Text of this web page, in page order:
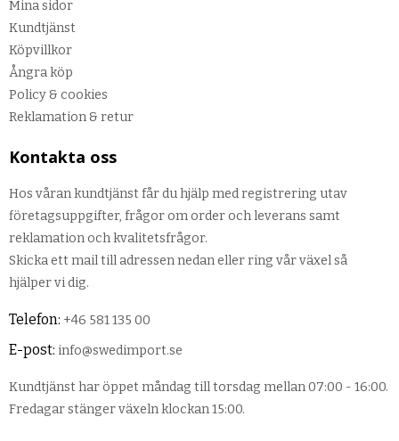
Mina sidor
Kundtjänst
Köpvillkor
Ångra köp
Policy & cookies
Reklamation & retur
Kontakta oss
Hos våran kundtjänst får du hjälp med registrering utav
företagsuppgifter, frågor om order och leverans samt
reklamation och kvalitetsfrågor.
Skicka ett mail till adressen nedan eller ring vår växel så
hjälper vi dig.
Telefon: +46 581 135 00
E-post: info@swedimport.se
Kundtjänst har öppet måndag till torsdag mellan 07:00 - 16:00.
Fredagar stänger växeln klockan 15:00.